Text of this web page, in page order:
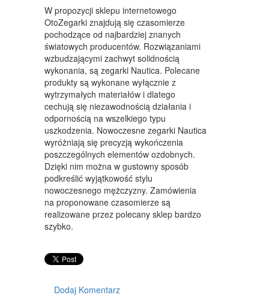
BIZNES ONLINE
BIŻUTERIA
DLA DZIECI
MEBLE
WYPOSAŻENIE WNĘTRZ
WYPOSAŻENIE ŁAZIENKI
ODZIEŻ
SPORT
ELEKTRONIKA, RTV, AGD
ART. DLA ZWIERZĄT
W propozycji sklepu internetowego
OtoZegarki znajdują się czasomierze
pochodzące od najbardziej znanych
światowych producentów. Rozwiązaniami
wzbudzającymi zachwyt solidnością
wykonania, są zegarki Nautica. Polecane
produkty są wykonane wyłącznie z
wytrzymałych materiałów i dlatego
cechują się niezawodnością działania i
odpornością na wszelkiego typu
uszkodzenia. Nowoczesne zegarki Nautica
wyróżniają się precyzją wykończenia
poszczególnych elementów ozdobnych.
Dzięki nim można w gustowny sposób
podkreślić wyjątkowość stylu
nowoczesnego mężczyzny. Zamówienia
na proponowane czasomierze są
realizowane przez polecany sklep bardzo
szybko.
Dodaj Komentarz